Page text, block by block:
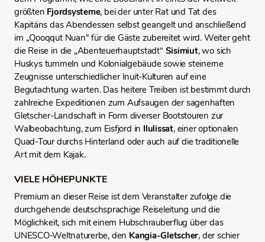
größten Fjordsysteme, bei der unter Rat und Tat des
Kapitäns das Abendessen selbst geangelt und anschließend
im „Qooqqut Nuan“ für die Gäste zubereitet wird. Weiter geht
die Reise in die „Abenteuerhauptstadt“ Sisimiut, wo sich
Huskys tummeln und Kolonialgebäude sowie steinerne
Zeugnisse unterschiedlicher Inuit-Kulturen auf eine
Begutachtung warten. Das heitere Treiben ist bestimmt durch
zahlreiche Expeditionen zum Aufsaugen der sagenhaften
Gletscher-Landschaft in Form diverser Bootstouren zur
Walbeobachtung, zum Eisfjord in Ilulissat, einer optionalen
Quad-Tour durchs Hinterland oder auch auf die traditionelle
Art mit dem Kajak.
VIELE HÖHEPUNKTE
Premium an dieser Reise ist dem Veranstalter zufolge die
durchgehende deutschsprachige Reiseleitung und die
Möglichkeit, sich mit einem Hubschrauberflug über das
UNESCO-Weltnaturerbe, den Kangia-Gletscher, der schier